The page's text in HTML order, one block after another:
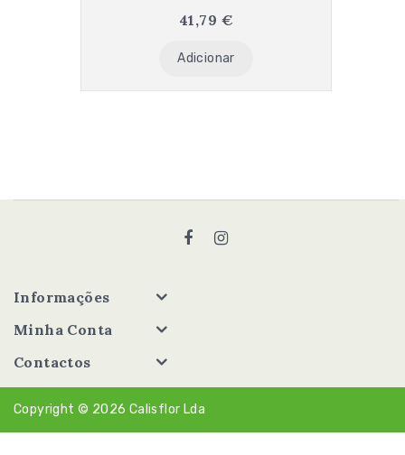
41,79 €
Adicionar
Informações
Minha Conta
Contactos
Copyright © 2026 Calisflor Lda